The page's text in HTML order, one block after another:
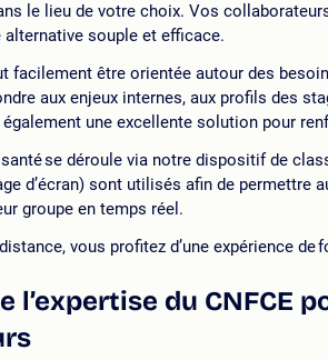
le lieu de votre choix. Vos
souple et efficace.
facilement être orientée autour des
aux enjeux internes, aux profils des
également une excellente solution pour
se déroule via notre dispositif de
d’écran) sont utilisés afin de permettre
groupe en temps réel.
vous profitez d’une expérience
l’expertise du CNFCE